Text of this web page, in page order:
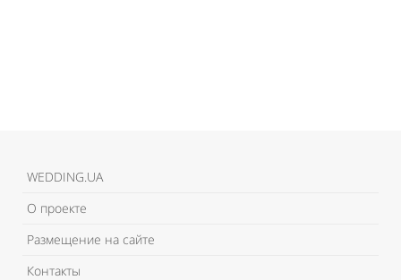
WEDDING.UA
О проекте
Размещение на сайте
Контакты